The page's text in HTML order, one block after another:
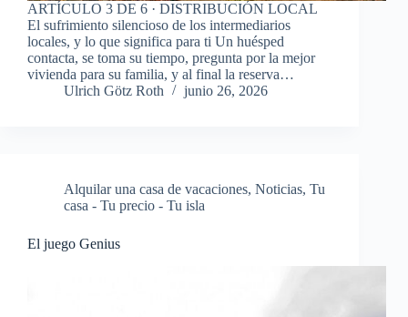
ARTÍCULO 3 DE 6 · DISTRIBUCIÓN LOCAL
El sufrimiento silencioso de los intermediarios
locales, y lo que significa para ti Un huésped
contacta, se toma su tiempo, pregunta por la mejor
vivienda para su familia, y al final la reserva…
Ulrich Götz Roth
junio 26, 2026
Alquilar una casa de vacaciones, Noticias, Tu
casa - Tu precio - Tu isla
El juego Genius